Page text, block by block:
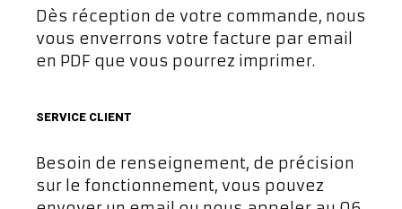
Dès réception de votre commande, nous
vous enverrons votre facture par email
en PDF que vous pourrez imprimer.
SERVICE CLIENT
Besoin de renseignement, de précision
sur le fonctionnement, vous pouvez